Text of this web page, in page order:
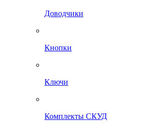
Доводчики
Кнопки
Ключи
Комплекты СКУД